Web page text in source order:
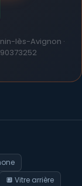
lès-Avignon ·
🔲 Vitre arrière